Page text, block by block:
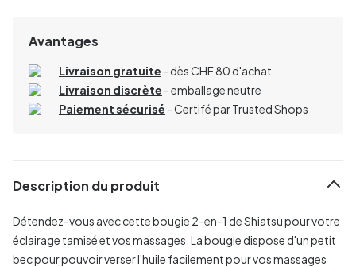
Avantages
Livraison gratuite - dès CHF 80 d'achat
Livraison discrète - emballage neutre
Paiement sécurisé - Certifé par Trusted Shops
Description du produit
Détendez-vous avec cette bougie 2-en-1 de Shiatsu pour votre
éclairage tamisé et vos massages. La bougie dispose d'un petit
bec pour pouvoir verser l'huile facilement pour vos massages